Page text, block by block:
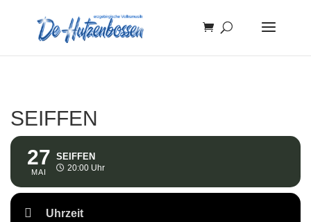
SEIFFEN
27
MAI
SEIFFEN
20:00 Uhr
Uhrzeit